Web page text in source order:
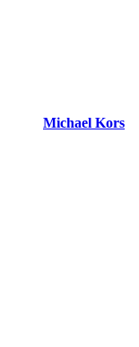
Michael Kors